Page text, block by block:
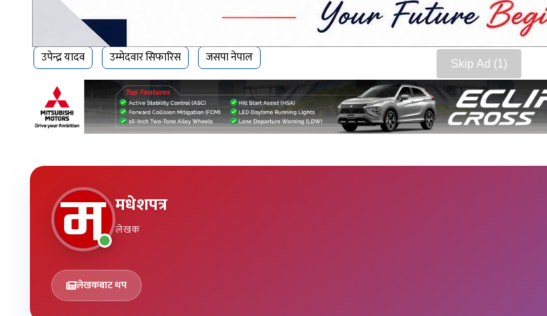
Skip Ad
प्रकाशित मिति: २०८२ पुष ८, मंगलवार २०:०४
उपेन्द्र यादव उम्मेदवार सिफारिस जसपा नेपाल
मधेशपत्र
लेखक
लेखकबाट थप